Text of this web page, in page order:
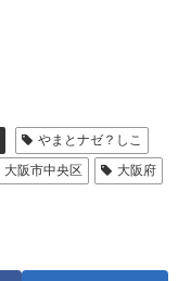
やまとナゼ？しこ
大阪市中央区
大阪府